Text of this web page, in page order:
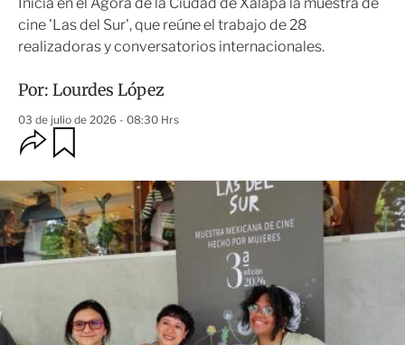
cine 'Las del Sur', que reúne el trabajo de 28
realizadoras y conversatorios internacionales.
Por: Lourdes López
03 de julio de 2026 - 08:30 Hrs
O
p
i
o
n
e
s
r
d
a
r